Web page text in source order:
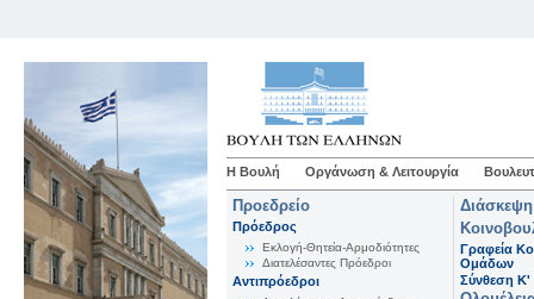
Η Βουλή Οργάνωση & Λειτουργία
Προεδρείο
Πρόεδρος
Εκλογή-Θητεία-Αρμοδιότητες
Διατελέσαντες Πρόεδροι
Αντιπρόεδροι
Γραφεία
Ομάδων
Σύνθεση K'